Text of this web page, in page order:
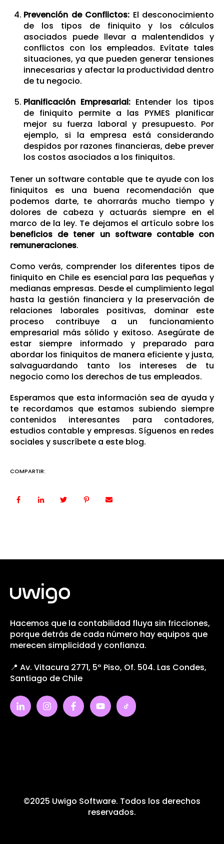
Prevención de Conflictos: El desconocimiento
de los tipos de finiquito y los cálculos
asociados puede llevar a malentendidos y
conflictos con los empleados. Evítate tales
situaciones, ya que pueden generar tensiones
innecesarias y afectar la productividad dentro
de tu negocio.
Planificación Empresarial:Entender los tipos
de finiquito permite a las PYMES planificar
mejor su fuerza laboral y presupuesto. Por
ejemplo, si la empresa está considerando
despidos por razones financieras, debe prever
los costos asociados a los finiquitos.
Tener un software contable que te ayude con los
finiquitos es una buena recomendación que
podemos darte, te ahorrarás mucho tiempo y
dolores de cabeza y actuarás siempre en el
marco de la ley. Te dejamos el artículo sobre los
beneficios de tener un software contable con
remuneraciones.
Como verás, comprender los diferentes tipos de
finiquito en Chile es esencial para las pequeñas y
medianas empresas. Desde el cumplimiento legal
hasta la gestión financiera y la preservación de
relaciones laborales positivas, dominar este
proceso contribuye a un funcionamiento
empresarial más sólido y exitoso. Asegúrate de
estar siempre informado y preparado para
abordar los finiquitos de manera eficiente y justa,
salvaguardando tanto los intereses de tu
negocio como los derechos de tus empleados.
Esperamos que esta información sea de ayuda y
te recordamos que estamos subiendo siempre
contenidos interesantes para contadores,
estudios contable y empresas. Síguenos en redes
sociales y suscríbete a este blog.
COMPARTIR:
Hacemos que la contabilidad fluya sin fricciones,
porque detrás de cada número hay equipos que
merecen simplicidad y confianza.
📍 Av. Vitacura 2771, 5º Piso, Of. 504. Las Condes,
Santiago de Chile
©2025 Uwigo Software. Todos los derechos
reservados.